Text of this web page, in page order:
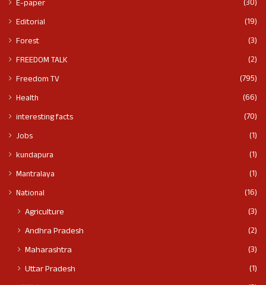
E-paper
(30)
Editorial
(19)
Forest
(3)
FREEDOM TALK
(2)
Freedom TV
(795)
Health
(66)
interesting facts
(70)
Jobs
(1)
kundapura
(1)
Mantralaya
(1)
National
(16)
Agriculture
(3)
Andhra Pradesh
(2)
Maharashtra
(3)
Uttar Pradesh
(1)